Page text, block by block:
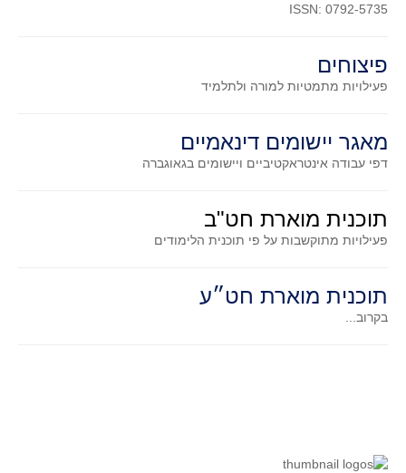
המעגל פיצוחים
גאומטריה אנליטית
יצירה
הסטוריה
כתב עת על"ה - עלון למורי המתמטיקה
תחרות קנגורו ישראל - תש"ף
בואו נשחק מתמטיקה תש"ף
בואו נשחק מתמטיקה תשע"ה
ISSN: 0792-5735
פיצוחים
פעילויות מתמטיות למורה ולתלמיד
מאגר יישומים דינאמיים
דפי עבודה אינטראקטיביים ויישומים בגאוגברה
תוכנית מוארת חט"ב
פעילויות מתוקשבות על פי תוכנית הלימודים
תוכנית מוארת חט״ע
בקרוב...